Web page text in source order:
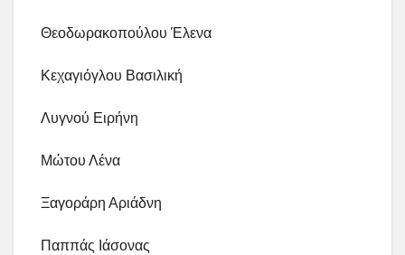
Θεοδωρακοπούλου Έλενα
Κεχαγιόγλου Βασιλική
Λυγνού Ειρήνη
Μώτου Λένα
Ξαγοράρη Αριάδνη
Παππάς Ιάσονας